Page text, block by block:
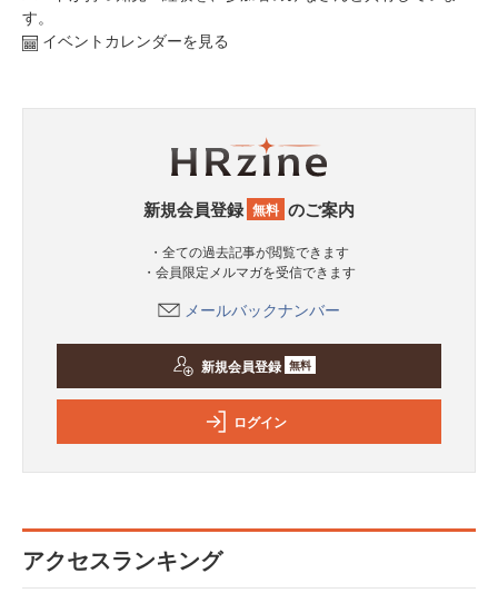
す。
イベントカレンダーを見る
新規会員登録 無料 のご案内
・全ての過去記事が閲覧できます
・会員限定メルマガを受信できます
メールバックナンバー
新規会員登録 無料
ログイン
アクセスランキング